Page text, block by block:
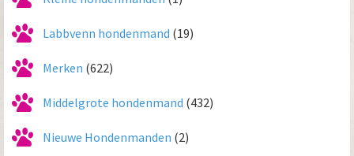
Labbvenn hondenmand (19)
Merken (622)
Middelgrote hondenmand (432)
Nieuwe Hondenmanden (2)